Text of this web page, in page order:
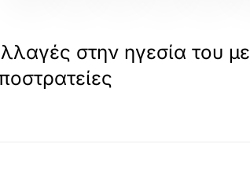
στην ηγεσία του με